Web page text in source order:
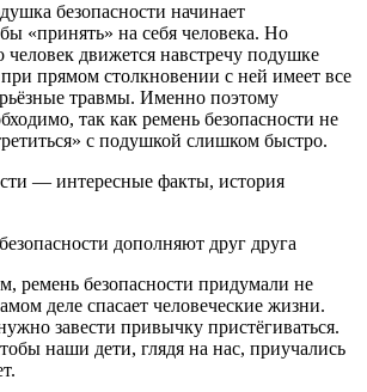
безопасности начинает
«принять» на себя человека. Но
человек движется навстречу подушке
прямом столкновении с ней имеет все
травмы. Именно поэтому
так как ремень безопасности не
с подушкой слишком быстро.
дополняют друг друга
ремень безопасности придумали не
деле спасает человеческие жизни.
завести привычку пристёгиваться.
наши дети, глядя на нас, приучались